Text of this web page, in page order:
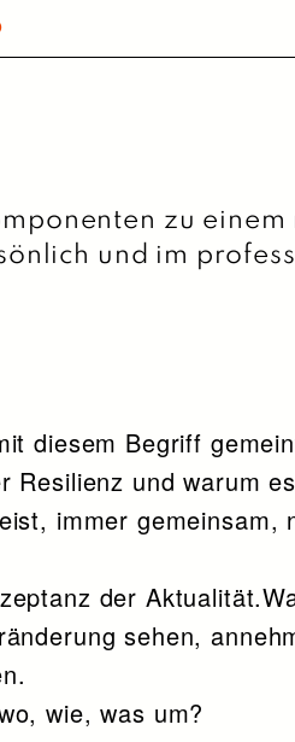
zu
und im
diesem Begriff
Resilienz und warum
immer
der
sehen,
wie, was um?